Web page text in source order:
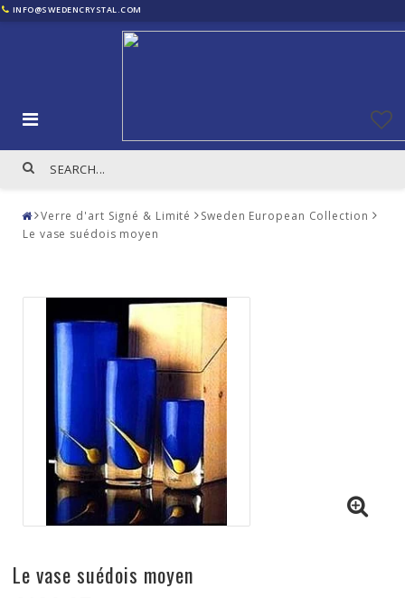
INFO@SWEDENCRYSTAL.COM
Verre d'art Signé & Limité
Sweden European Collection
Le vase suédois moyen
Le vase suédois moyen